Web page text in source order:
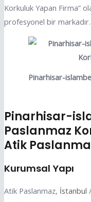
Korkuluk Yapan Firma”
profesyonel bir markadır.
Pinarhisar-
Pinarhisar-
Paslanmaz
Atik
Kurumsal Yapı
Atik Paslanmaz, İstanbul